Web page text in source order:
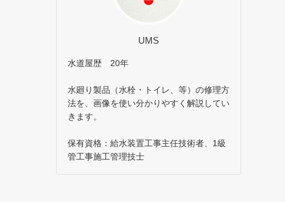
UMS
水道屋歴 20年
水廻り製品（水栓・トイレ、等）の修理方
法を、画像を使い分かりやすく解説してい
きます。
保有資格：給水装置工事主任技術者、1級
管工事施工管理技士